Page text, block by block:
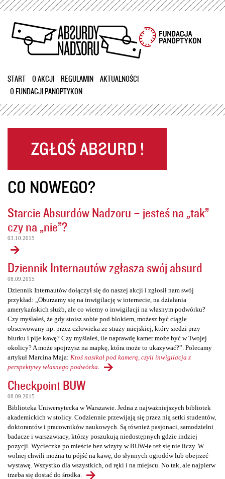
Przejdź
treści
START O AKCJI REGULAMIN
AKTUALNOŚCI
O FUNDACJI PANOPTYKON
CO NOWEGO?
Starcie Absurdów Nadzoru – jesteś na „tak”
czy na „nie”?
03.10.2015
Dziennik Internautów zgłasza swój absurd
08.09.2015
Dziennik Internautów dołączył się do naszej akcji i zgłosił nam swój
przykład: „Oburzamy się na inwigilację w internecie, na działania
amerykańskich służb, ale co wiemy o inwigilacji na własnym podwórku?
Czy myślałeś, że gdy stoisz sobie pod blokiem, możesz być ciągle
obserwowany np. przez człowieka ze straży miejskiej, który siedzi przy
biurku i pije kawę? Czy myślałeś, ile naprawdę kamer może być w Twojej
okolicy? A może spojrzysz na mapkę, która może to ukazywać?”. Polecamy
artykuł Marcina Maja: Ktoś nasikał pod kamerą, czyli inwigilacja z
perspektywy własnego podwórka
Checkpoint BUW
08.09.2015
Biblioteka Uniwersytecka w Warszawie. Jedna z najważniejszych bibliotek
akademickich w stolicy. Codziennie przewijają się przez nią setki studentów,
doktorantów i pracowników naukowych. Są również pasjonaci, samodzielni
badacze i warszawiacy, którzy poszukują niedostępnych gdzie indziej
pozycji. Wycieczka po mieście bez wizyty w BUW-ie też się nie liczy. W
wolnej chwili można tu pójść na kawę, do słynnych ogrodów lub obejrzeć
wystawę. Wszystko dla wszystkich, od ręki i na miejscu. No tak, ale najpierw
trzeba się dostać do środka.